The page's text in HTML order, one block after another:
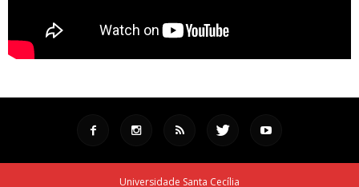
Universidade Santa Cecília